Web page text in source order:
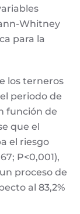
Whitney
para la
los terneros
periodo de
función de
que el
el riesgo
P<0,001),
proceso de
al 83,2%